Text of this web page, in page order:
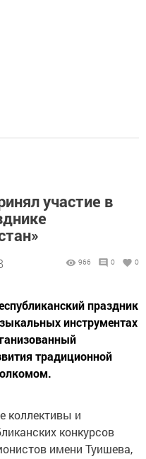
участие в
966 0 0
праздник
инструментах
традиционной
коллективы и
конкурсов
имени Туишева,